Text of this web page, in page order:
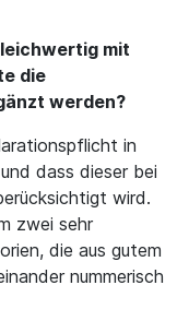
mit
die
werden?
in
dass dieser bei
wird.
zwei sehr
die aus gutem
nummerisch